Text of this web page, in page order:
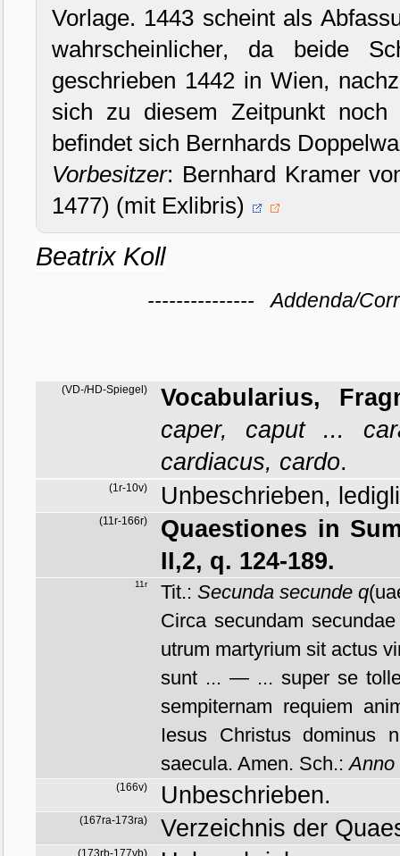
Vorlage. 1443 scheint als
wahrscheinlicher, da beide
geschrieben 1442 in Wien,
sich zu diesem Zeitpunkt
befindet sich Bernhards
Vorbesitzer: Bernhard Kramer
1477) (mit Exlibris)
Beatrix Koll
--------------- Addenda/
(VD-/HD-Spiegel)
Vocabularius,
caper, caput ...
cardiacus, cardo.
(1r-10v) Unbeschrieben,
(11r-166r)
Quaestiones in
II,2, q. 124-189.
11r Tit.: Secunda secunde q
Circa secundam
utrum martyrium sit actus
sunt ... — ... super se
sempiternam requiem
Iesus Christus dominus
saecula. Amen. Sch.:Anno
(166v) Unbeschrieben.
(167ra-173ra) Verzeichnis der